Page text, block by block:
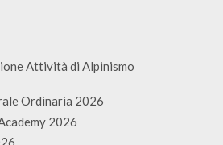
Attività di Alpinismo
Ordinaria 2026
2026